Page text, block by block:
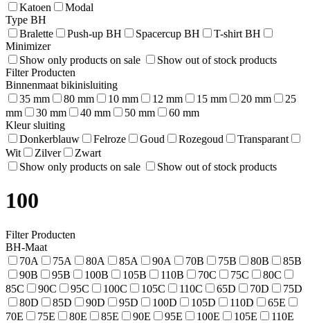
Katoen
Modal
Type BH
Bralette
Push-up BH Spacercup BH
T-shirt BH
Minimizer
Show only products on sale
Show out of stock products
Filter Producten
Binnenmaat bikinisluiting
35 mm
80 mm 10 mm 12 mm 15 mm 20 mm
25
mm
30 mm 40 mm 50 mm
60 mm
Kleur sluiting
Donkerblauw
Felroze Goud Rozegoud
Transparant
Wit
Zilver
Zwart
Show only products on sale
Show out of stock products
100
Filter Producten
BH-Maat
70A
75A 80A 85A 90A 70B 75B 80B
85B
90B
95B 100B 105B 110B 70C 75C
80C
85C
90C 95C 100C 105C 110C 65D 70D
75D
80D
85D 90D 95D 100D 105D 110D
65E
70E
75E 80E 85E 90E 95E 100E 105E
110E